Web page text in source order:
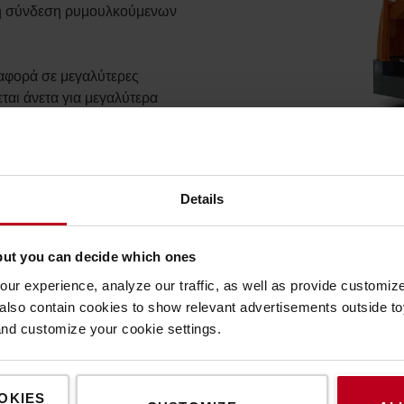
Details
you can decide which ones
experience, analyze our traffic, as well as provide
contain cookies to show relevant advertisements outside
customize your cookie settings.
σύνδεση ρυμουλκούμενων
σε μεγαλύτερες
άνετα για μεγαλύτερα
οδήγησης.
με τα κουμπιά αργής